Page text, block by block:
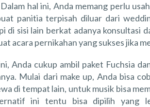
hal ini, Anda memang perlu
panitia terpisah diluar dari
di sisi lain berkat adanya konsultasi
acara pernikahan yang sukses jika
Anda cukup ambil paket Fuchsia
Mulai dari make up, Anda bisa
di tempat lain, untuk musik bisa
ini tentu bisa dipilih yang